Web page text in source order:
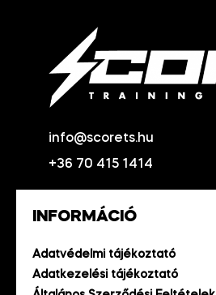
info@scorets.hu
+36 70 415 1414
INFORMÁCIÓ
Adatvédelmi tájékoztató
Adatkezelési tájékoztató